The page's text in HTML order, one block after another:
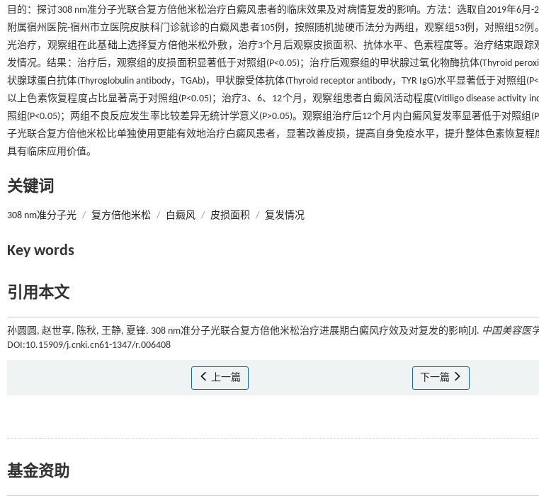
目的：探讨308 nm准分子光联合复方倍他米松治疗白癜风患者的临床效果及对病情复发的影响。方法：选取自2019年6月-
附属宿州医院-宿州市立医院皮肤科门诊就诊的白癜风患者105例，按照随机抛硬币法分为两组，观察组53例，对照组52例
光治疗，观察组在此基础上选择复方倍他米松外敷，治疗3个月后观察皮损面积、抗体水平、色素程度等。治疗结束跟踪
发情况。结果：治疗后，观察组的皮损面积显著低于对照组(P<0.05)；治疗后观察组的甲状腺过氧化物酶抗体(Thyroid
状腺球蛋白抗体(Thyroglobulin antibody，TGAb)，甲状腺受体抗体(Thyroid receptor antibody，TYR IgG)水平显著低于对照组
以上色素恢复程度占比显著高于对照组(P<0.05)；治疗3、6、12个月，观察组患者白癜风活动程度(Vitiligo disease activity
照组(P<0.05)；两组不良反应发生率比较差异无统计学意义(P>0.05)。观察组治疗后12个月内白癜风复发率显著低于对照组
子光联合复方倍他米松比单独使用更能有效地治疗白癜风患者，显著改善皮损，提高自身免疫水平，提升整体色素恢复程
具有临床应用价值。
关键词
308 nm准分子光 / 复方倍他米松 / 白癜风 / 皮损面积 / 复发情况
Key words
引用本文
孙圆圆, 赵世享, 陈秋, 王静, 夏锋. 308 nm准分子光联合复方倍他米松治疗进展期白癜风疗效及对复发的影响[J]. 中国美容医
DOI:10.15909/j.cnki.cn61-1347/r.006408
上一篇 下一篇
基金资助